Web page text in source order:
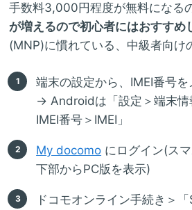
手数料3,000円程度が無料になる
が増えるので初心者にはおすすめ
(MNP)に慣れている、中級者向け
端末の設定から、IMEI番号を
→ Androidは「設定＞端末情
IMEI番号＞IMEI」
My docomo にログイン(ス
下部からPC版を表示)
ドコモオンライン手続き＞